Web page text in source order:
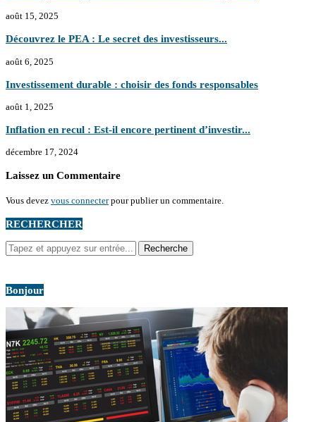
août 15, 2025
Découvrez le PEA : Le secret des investisseurs...
août 6, 2025
Investissement durable : choisir des fonds responsables
août 1, 2025
Inflation en recul : Est-il encore pertinent d’investir...
décembre 17, 2024
Laissez un Commentaire
Vous devez vous connecterpour publier un commentaire.
RECHERCHER
Bonjour